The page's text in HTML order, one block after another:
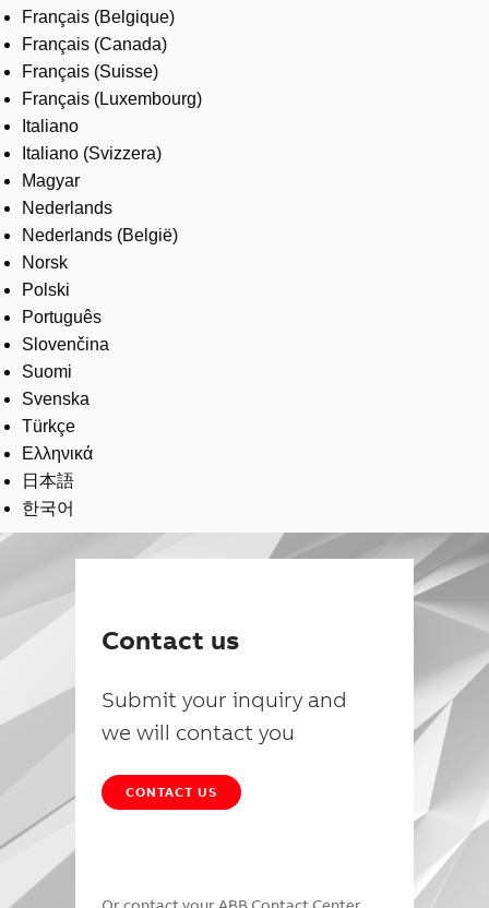
Français (Belgique)
Français (Canada)
Français (Suisse)
Français (Luxembourg)
Italiano
Italiano (Svizzera)
Magyar
Nederlands
Nederlands (België)
Norsk
Polski
Português
Slovenčina
Suomi
Svenska
Türkçe
Ελληνικά
日本語
한국어
Contact us
Submit your inquiry and
we will contact you
CONTACT US